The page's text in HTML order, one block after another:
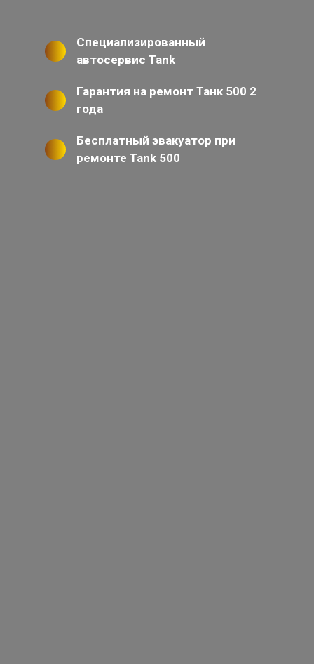
Специализированный
автосервис Tank
Гарантия на ремонт Танк 500 2
года
Бесплатный эвакуатор при
ремонте Tank 500